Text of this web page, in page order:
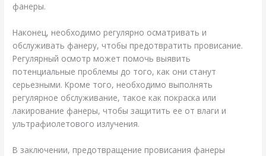
фанеры.
Наконец, необходимо регулярно осматривать и
обслуживать фанеру, чтобы предотвратить провисание.
Регулярный осмотр может помочь выявить
потенциальные проблемы до того, как они станут
серьезными. Кроме того, необходимо выполнять
регулярное обслуживание, такое как покраска или
лакирование фанеры, чтобы защитить ее от влаги и
ультрафиолетового излучения.
В заключении, предотвращение провисания фанеры